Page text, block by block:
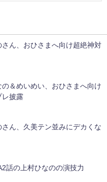
さん、おひさまへ向け超絶神対
の＆めいめい、おひさまへ向け
レ披露
さん、久美テン並みにデカくな
話の上村ひなのの演技力